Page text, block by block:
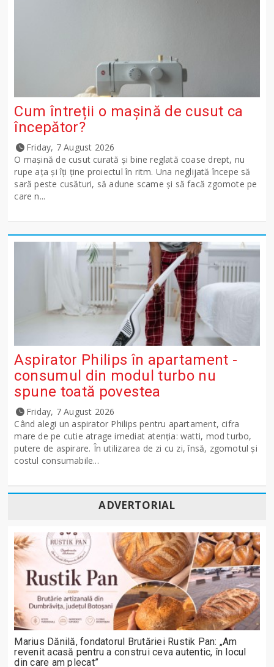
Cum întreții o mașină de cusut ca
începător?
Friday, 7 August 2026
O mașină de cusut curată și bine reglată coase drept, nu
rupe ața și îți ține proiectul în ritm. Una neglijată începe să
sară peste cusături, să adune scame și să facă zgomote pe
care n...
Aspirator Philips în apartament -
consumul din modul turbo nu
spune toată povestea
Friday, 7 August 2026
Când alegi un aspirator Philips pentru apartament, cifra
mare de pe cutie atrage imediat atenția: watti, mod turbo,
putere de aspirare. În utilizarea de zi cu zi, însă, zgomotul și
costul consumabile...
ADVERTORIAL
Marius Dănilă, fondatorul Brutăriei Rustik Pan: „Am
revenit acasă pentru a construi ceva autentic, în locul
din care am plecat”